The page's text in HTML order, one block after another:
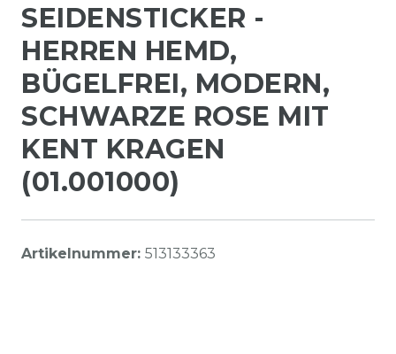
SEIDENSTICKER -
HERREN HEMD,
BÜGELFREI, MODERN,
SCHWARZE ROSE MIT
KENT KRAGEN
(01.001000)
Artikelnummer: 513133363